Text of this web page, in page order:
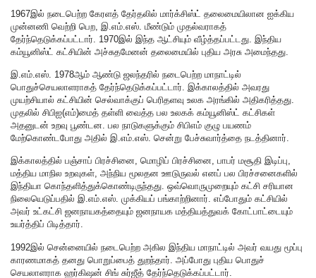
1967இல் நடைபெற்ற கேரளத் தேர்தலில் மார்க்சிஸ்ட் தலைமையிலான ஐக்கிய
முன்னணி வெற்றி பெற, இ.எம்.எஸ். மீண்டும் முதல்வராகத்
தேர்ந்தெடுக்கப்பட்டார். 1970இல் இந்த ஆட்சியும் வீழ்த்தப்பட்டது. இந்திய
கம்யூனிஸ்ட் கட்சியின் அச்சுதமேனன் தலைமையில் புதிய அரசு அமைந்தது.
இ.எம்.எஸ். 1978ஆம் ஆண்டு ஜலந்தரில் நடைபெற்ற மாநாட்டில்
பொதுச்செயலாளராகத் தேர்ந்தெடுக்கப்பட்டார். இக்காலத்தில் அவரது
முயற்சியால் கட்சியின் செல்வாக்குப் பெரிதளவு உலக அரங்கில் அதிகரித்தது.
முதலில் சிபிஐ(எம்)மைத் தள்ளி வைத்த பல உலகக் கம்யூனிஸ்ட் கட்சிகள்
அதனுடன் உறவு பூண்டன. பல நாடுகளுக்கும் சிபிஎம் குழு பயணம்
மேற்கொண்டபோது அதில் இ.எம்.எஸ். சென்று பேச்சுவார்த்தை நடத்தினார்.
இக்காலத்தில் பஞ்சாப் பிரச்சினை, மொழிப் பிரச்சினை, பாபர் மசூதி இடிப்பு,
மத்திய மாநில உறவுகள், அந்நிய மூலதன ஊடுருவல் எனப் பல பிரச்சனைகளில்
இந்தியா கொந்தளித்துக்கொண்டிருந்தது. ஒவ்வொருமுறையும் கட்சி சரியான
நிலையெடுப்பதில் இ.எம்.எஸ். முக்கியப் பங்காற்றினார். எப்போதும் கட்சியில்
அவர் உட்கட்சி ஜனநாயகத்தையும் ஜனநாயக மத்தியத்துவக் கோட்பாட்டையும்
உயர்த்திப் பிடித்தார்.
1992இல் சென்னையில் நடைபெற்ற அகில இந்திய மாநாட்டில் அவர் வயது மூப்பு
காரணமாகத் தனது பொறுப்பைத் துறந்தார். அப்போது புதிய பொதுச்
செயலாளராக ஹர்கிஷன் சிங் சுர்ஜீத் தேர்ந்தெடுக்கப்பட்டார்.